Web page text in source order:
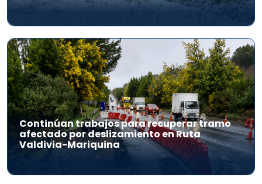
Continúan trabajos para recuperar tramo
afectado por deslizamiento en Ruta
Valdivia-Mariquina